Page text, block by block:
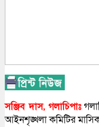
সঞ্জিব দাস, গলাচিপাঃ
আইনশৃঙ্খলা কমিটির